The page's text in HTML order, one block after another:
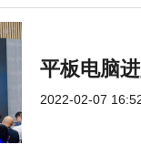
平板电脑
2022-02-07